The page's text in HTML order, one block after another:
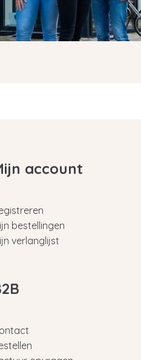
account
bestellingen
verlanglijst